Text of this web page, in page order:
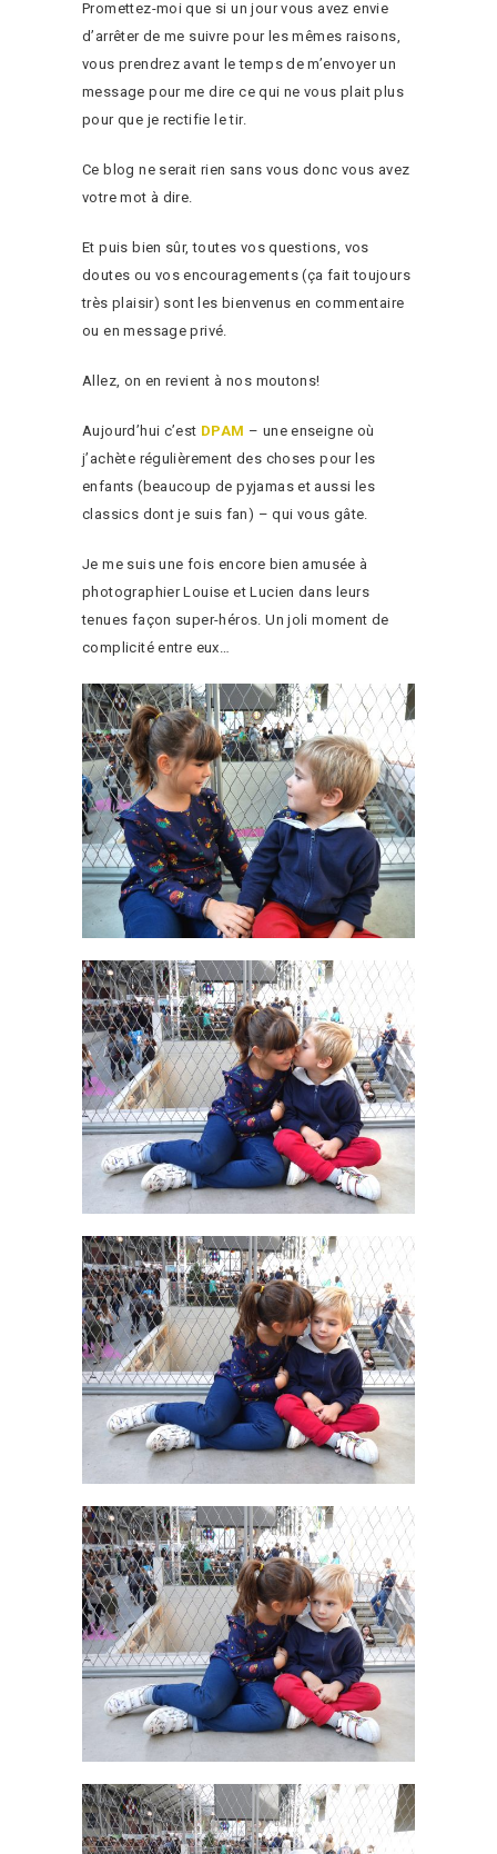
Promettez-moi que si un jour vous avez envie
d’arrêter de me suivre pour les mêmes raisons,
vous prendrez avant le temps de m’envoyer un
message pour me dire ce qui ne vous plait plus
pour que je rectifie le tir.
Ce blog ne serait rien sans vous donc vous avez
votre mot à dire.
Et puis bien sûr, toutes vos questions, vos
doutes ou vos encouragements (ça fait toujours
très plaisir) sont les bienvenus en commentaire
ou en message privé.
Allez, on en revient à nos moutons!
Aujourd’hui c’est DPAM – une enseigne où
j’achète régulièrement des choses pour les
enfants (beaucoup de pyjamas et aussi les
classics dont je suis fan) – qui vous gâte.
Je me suis une fois encore bien amusée à
photographier Louise et Lucien dans leurs
tenues façon super-héros. Un joli moment de
complicité entre eux…